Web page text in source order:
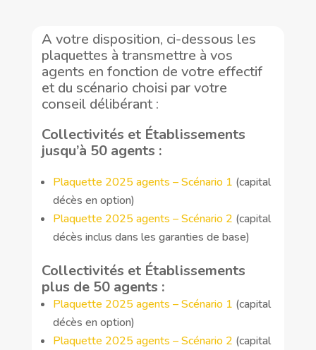
A votre disposition, ci-dessous les
plaquettes à transmettre à vos
agents en fonction de votre effectif
et du scénario choisi par votre
conseil délibérant :
Collectivités et Établissements
jusqu’à 50 agents :
Plaquette 2025 agents – Scénario 1 (capital
décès en option)
Plaquette 2025 agents – Scénario 2 (capital
décès inclus dans les garanties de base)
Collectivités et Établissements
plus de 50 agents :
Plaquette 2025 agents – Scénario 1 (capital
décès en option)
Plaquette 2025 agents – Scénario 2 (capital